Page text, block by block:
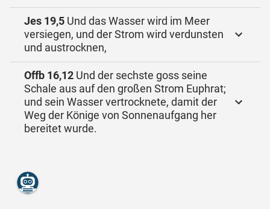
Jes 19,5 Und das Wasser wird im Meer
versiegen, und der Strom wird verdunsten
und austrocknen,
Offb 16,12 Und der sechste goss seine
Schale aus auf den großen Strom Euphrat;
und sein Wasser vertrocknete, damit der
Weg der Könige von Sonnenaufgang her
bereitet wurde.